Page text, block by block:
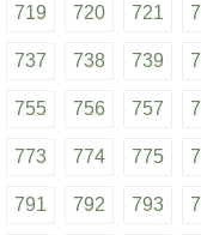
719 720 721
737 738 739
755 756 757
773 774 775
791 792 793